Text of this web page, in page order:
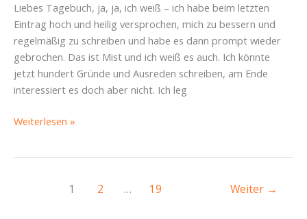
Liebes Tagebuch, ja, ja, ich weiß – ich habe beim letzten
Eintrag hoch und heilig versprochen, mich zu bessern und
regelmäßig zu schreiben und habe es dann prompt wieder
gebrochen. Das ist Mist und ich weiß es auch. Ich könnte
jetzt hundert Gründe und Ausreden schreiben, am Ende
interessiert es doch aber nicht. Ich leg
SBR
Weiterlesen »
1 2 … 19 Weiter →